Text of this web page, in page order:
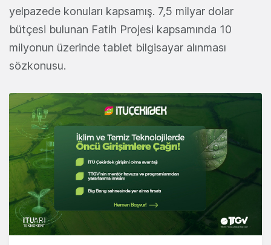
yelpazede konuları kapsamış. 7,5 milyar dolar
bütçesi bulunan Fatih Projesi kapsamında 10
milyonun üzerinde tablet bilgisayar alınması
sözkonusu.